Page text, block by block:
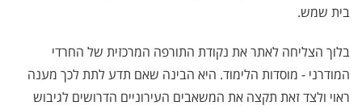
בית שמש.
בלוך הצליחה לאתר את נקודת התורפה המרכזית של החרדי
המודרני - מוסדות הלימוד. היא הבינה שאם תדע לתת לכך מענה
ראוי ולצד זאת תקצה את המשאבים העירוניים הדרושים לגיבוש